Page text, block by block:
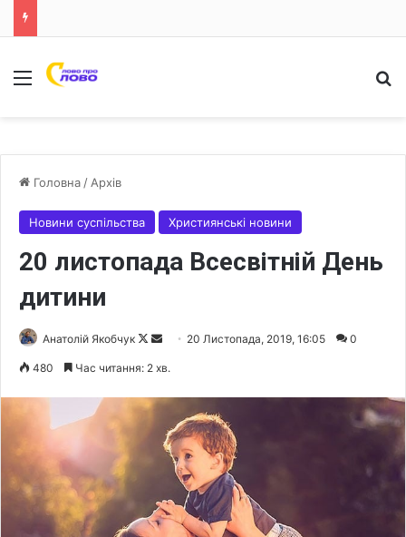
Меню
Головна / Архів
Новини суспільства Християнські новини
20 листопада Всесвітній День
дитини
Анатолій Якобчук
F
o
l
X
d
a
n
a
20 Листопада, 2019, 16:05 0
480 Час читання: 2 хв.